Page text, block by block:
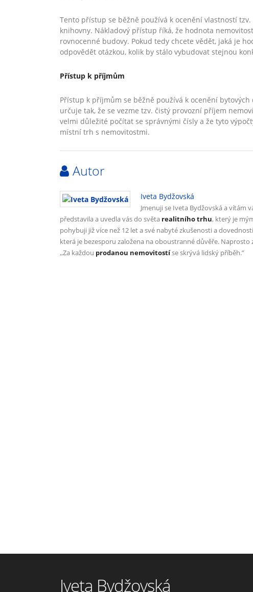
Tento přístup se běžně používá k ocenění vlastností
knihovny. Nákladový přístup říká, že hodnota
rovnocenné budovy. Pokud tedy chcete vědět, jaká je
odpovědět otázkou, kolik by stálo vybudovat stejnou
Přístup k příjmům
Přístup k příjmům se běžně používá k ocenění
určuje tak, že se vezme tzv. čistý provozní příjem
velmi důležité počítat se správnými čísly a že tyto
místní trh s nemovitostmi.
Autor
Iveta Bydžovská
Jmenuji se Iveta Bydžovská a vítám
představila a uvedla vás do světa realitního trhu, který je
pohybuji již více než 12 let a své nabyté zkušenosti a
která je bezesporu založena na oboustranné důvěře.
,,Za každou prodanou nemovitostíse skrývá lidský příběh.”
Iveta Bydžovská